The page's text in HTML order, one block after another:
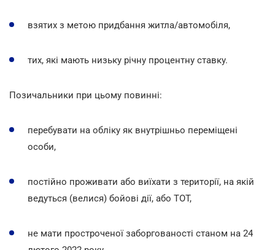
взятих з метою придбання житла/автомобіля,
тих, які мають низьку річну процентну ставку.
Позичальники при цьому повинні:
перебувати на обліку як внутрішньо переміщені
особи,
постійно проживати або виїхати з території, на якій
ведуться (велися) бойові дії, або ТОТ,
не мати простроченої заборгованості станом на 24